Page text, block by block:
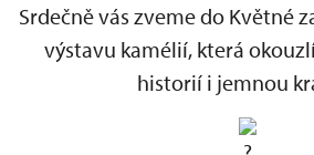
Srdečně vás zveme do Květné
výstavu kamélií, která
historií i jemnou